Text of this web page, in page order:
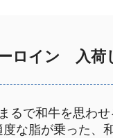
イン 入荷し
るで和牛を思わせ
な脂が乗った、